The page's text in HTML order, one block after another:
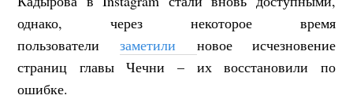
однако, через некоторое время
пользователи заметили новое исчезновение
страниц главы Чечни – их восстановили по
ошибке.